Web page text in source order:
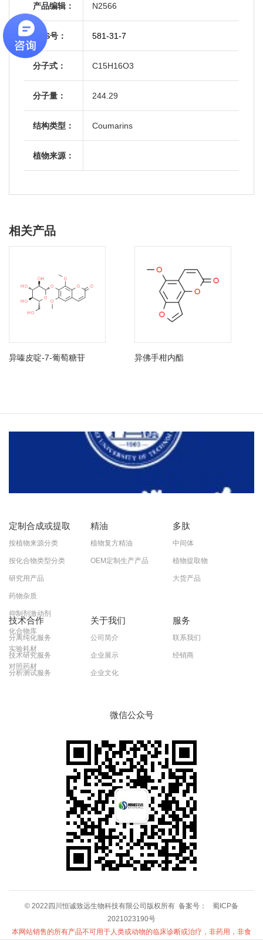
产品编辑： N2566
CAS号： 581-31-7
分子式： C15H16O3
分子量： 244.29
结构类型： Coumarins
植物来源：
相关产品
异嗪皮啶-7-葡萄糖苷 异佛手柑内酯
定制合成或提取
按植物来源分类
按化合物类型分类
研究用产品
药物杂质
抑制剂激动剂
化合物库
实验耗材
对照药材
精油
植物复方精油
OEM定制生产产品
多肽
中间体
植物提取物
大货产品
技术合作
分离纯化服务
技术研究服务
分析测试服务
关于我们
公司简介
企业展示
企业文化
服务
联系我们
经销商
微信公众号
© 2022四川恒诚致远生物科技有限公司版权所有 备案号：
蜀ICP备
2021023190号
本网站销售的所有产品不可用于人类或动物的临床诊断或治疗，非药用，非食